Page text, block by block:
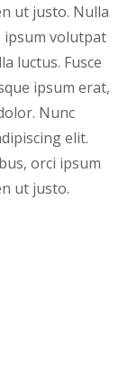
ut justo. Nulla
ipsum volutpat
luctus. Fusce
ipsum erat,
Nunc
elit.
orci ipsum
ut justo.